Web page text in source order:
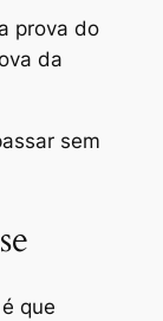
prova do
da
sem
que